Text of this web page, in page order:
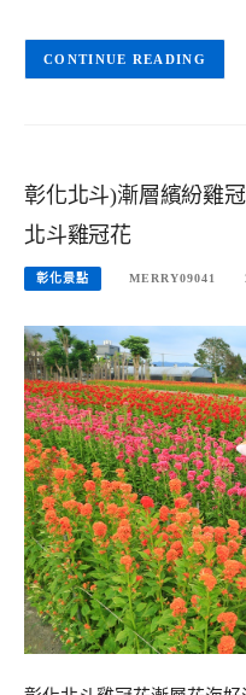
CONTINUE READING
彰化北斗)漸層繽紛雞
北斗雞冠花
彰化景點 MERRY09041